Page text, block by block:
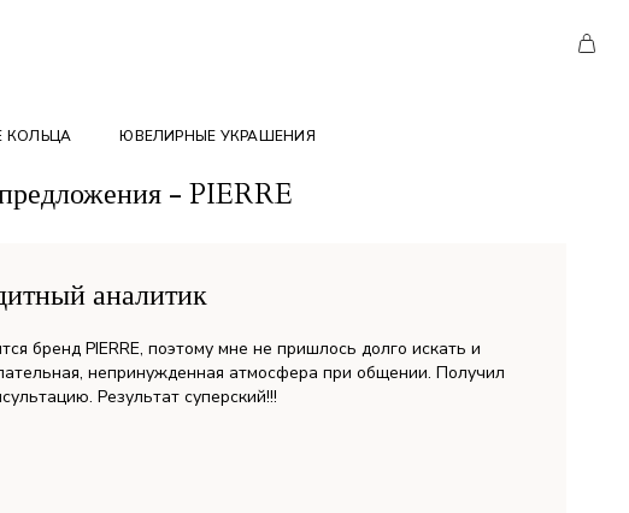
КОЛЬЦА ЮВЕЛИРНЫЕ УКРАШЕНИЯ
- PIERRE
аналитик
бренд PIERRE, поэтому мне не пришлось долго искать и
непринужденная атмосфера при общении. Получил
Результат суперский!!!